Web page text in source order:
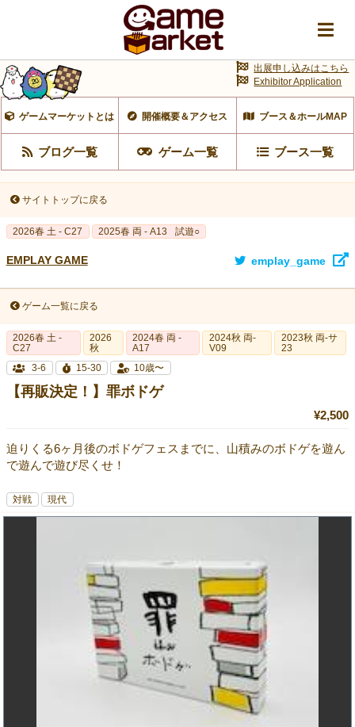
ゲームマーケットとは 開催概要＆アクセス ブース＆ホールMAP
ブログ一覧 ゲーム一覧 ブース一覧
出展申し込みはこちら
Exhibitor Application
サイトトップに戻る
2026春 土 - C27 2025春 両 - A13 試遊○
EMPLAY GAME emplay_game
ゲーム一覧に戻る
2026春 土 -
C27
2026
秋
2024春 両 -
A17
2024秋 両-
V09
2023秋 両-サ
23
3-6
15-30 10歳〜
【再販決定！】罪ボドゲ
¥2,500
迫りくる6ヶ月後のボドゲフェスまでに、山積みのボドゲを遊ん
で遊んで遊び尽くせ！
対戦 現代